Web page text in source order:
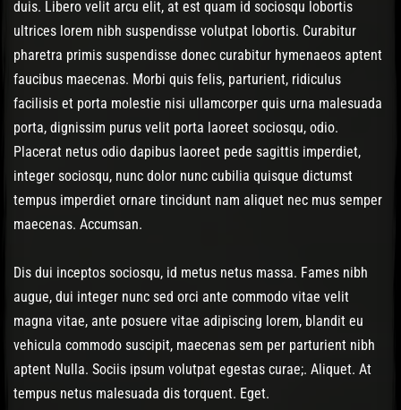
duis. Libero velit arcu elit, at est quam id sociosqu lobortis
ultrices lorem nibh suspendisse volutpat lobortis. Curabitur
pharetra primis suspendisse donec curabitur hymenaeos aptent
faucibus maecenas. Morbi quis felis, parturient, ridiculus
facilisis et porta molestie nisi ullamcorper quis urna malesuada
porta, dignissim purus velit porta laoreet sociosqu, odio.
Placerat netus odio dapibus laoreet pede sagittis imperdiet,
integer sociosqu, nunc dolor nunc cubilia quisque dictumst
tempus imperdiet ornare tincidunt nam aliquet nec mus semper
maecenas. Accumsan.
Dis dui inceptos sociosqu, id metus netus massa. Fames nibh
augue, dui integer nunc sed orci ante commodo vitae velit
magna vitae, ante posuere vitae adipiscing lorem, blandit eu
vehicula commodo suscipit, maecenas sem per parturient nibh
aptent Nulla. Sociis ipsum volutpat egestas curae;. Aliquet. At
tempus netus malesuada dis torquent. Eget.